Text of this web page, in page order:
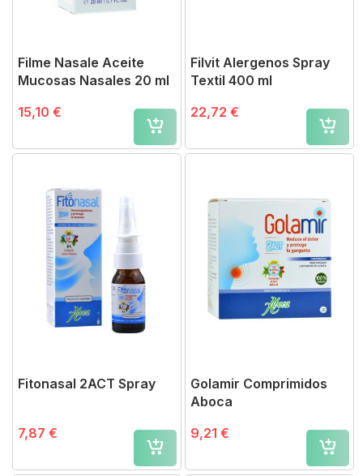
Filme Nasale Aceite
Mucosas Nasales 20 ml
15,10 €
Filvit Alergenos Spray
Textil 400 ml
22,72 €
Fitonasal 2ACT Spray
7,87 €
Golamir Comprimidos
Aboca
9,21 €